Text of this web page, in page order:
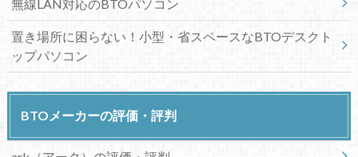
無線LAN対応のBTOパソコン
置き場所に困らない！小型・省スペースなBTOデスクト
ップパソコン
BTOメーカーの評価・評判